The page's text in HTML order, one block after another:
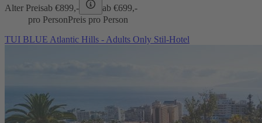
Alter Preisab €899,- ab €699,-
pro PersonPreis pro Person
TUI BLUE Atlantic Hills - Adults Only Stil-Hotel